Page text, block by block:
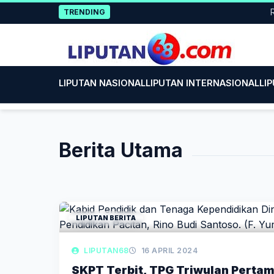
to
TRENDING
LIPUTAN NASIONALLIPUTAN INTERNASIONAL
Berita Utama
LIPUTAN BERITA
LIPUTAN68 16 APRIL 2024
SKPT Terbit, TPG Triwulan